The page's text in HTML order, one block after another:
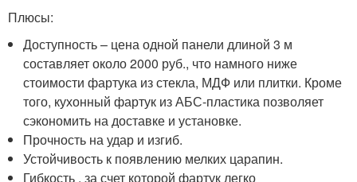
Плюсы:
Доступность – цена одной панели длиной 3 м
составляет около 2000 руб., что намного ниже
стоимости фартука из стекла, МДФ или плитки. Кроме
того, кухонный фартук из АБС-пластика позволяет
сэкономить на доставке и установке.
Прочность на удар и изгиб.
Устойчивость к появлению мелких царапин.
Гибкость , за счет которой фартук легко